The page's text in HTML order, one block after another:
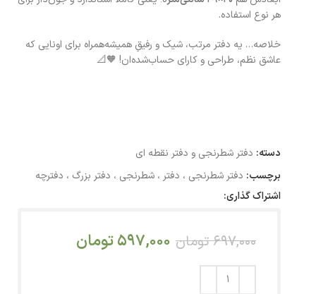
هر نوع استفاده.
خلاصه… یه دفتر مرتب، شیک و رفیقِ همیشه‌همراه برای اونایی که
عاشق نظم، طراحی و کارای حساب‌شده‌ان! 🧡📐
دسته: دفتر شطرنجی و دفتر نقطه ای
برچسب: دفتر شطرنجی ، دفتر ، شطرنجی ، دفتر بزرگ ، دفترچه
اشتراک گذاری:
697,000 تومان 597,000تومان